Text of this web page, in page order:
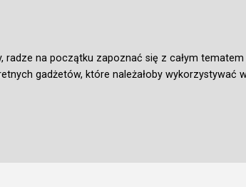
na początku zapoznać się z całym
gadżetów, które należałoby wykorzystywać